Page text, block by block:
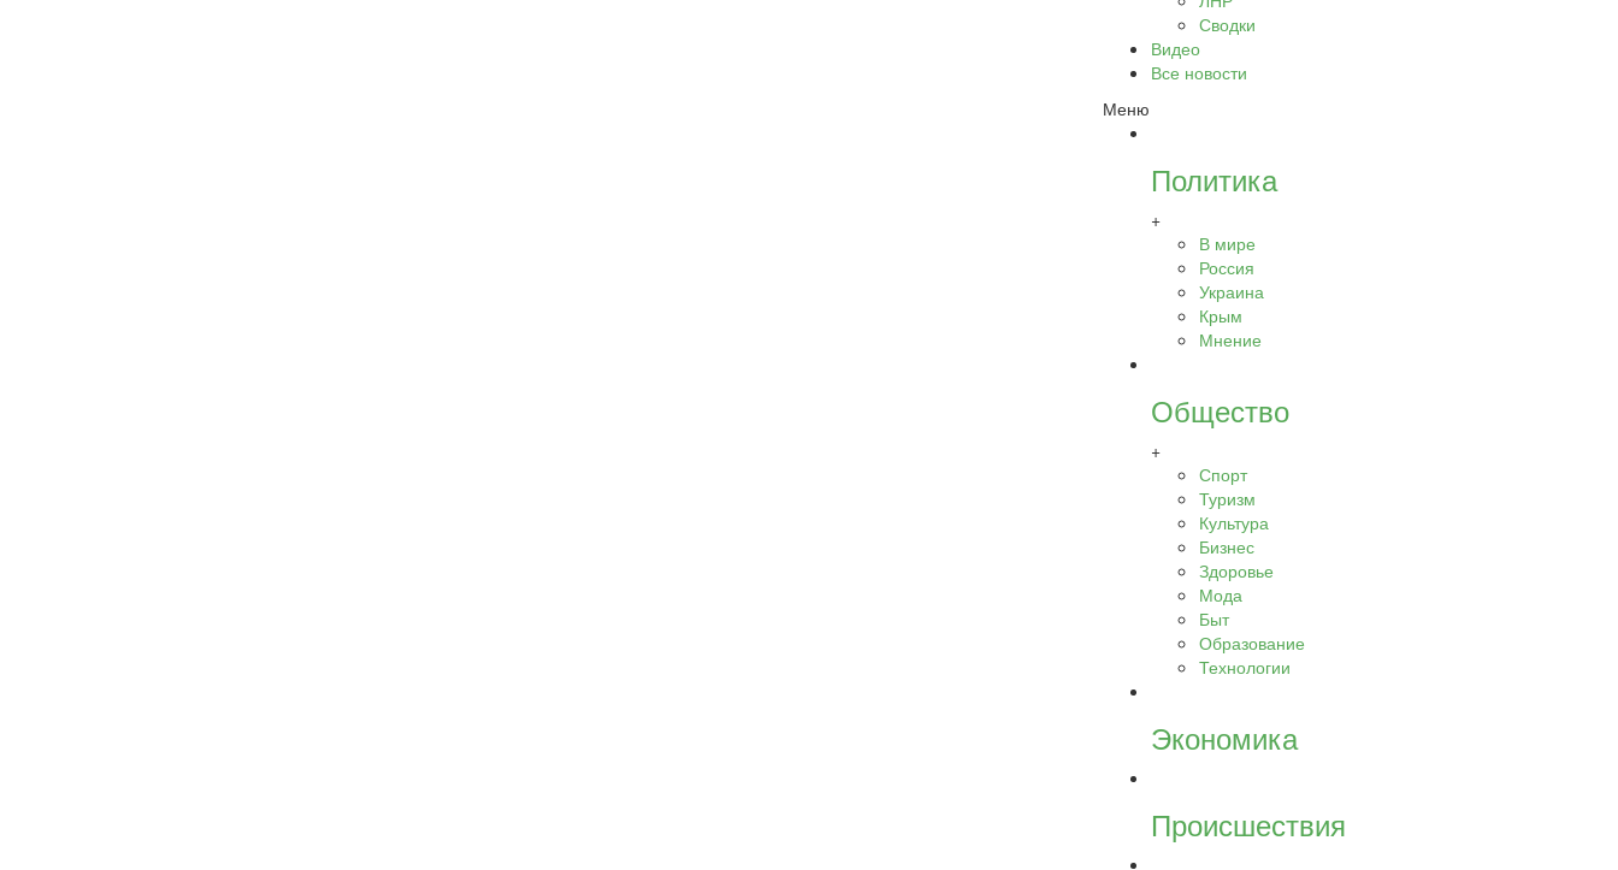
Сводки
Видео
Все новости
Меню
Политика
+
В мире
Россия
Украина
Крым
Мнение
Общество
+
Спорт
Туризм
Культура
Бизнес
Здоровье
Мода
Быт
Образование
Технологии
Экономика
Происшествия